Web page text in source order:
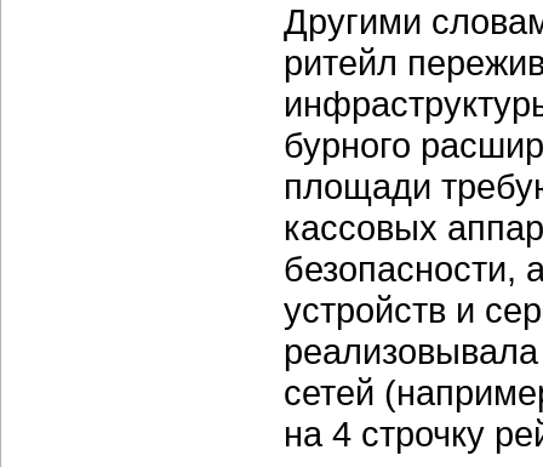
Другими
ритейл
бурного
площади
кассовых
безопасности,
устройств и
сетей
на 4 строчку